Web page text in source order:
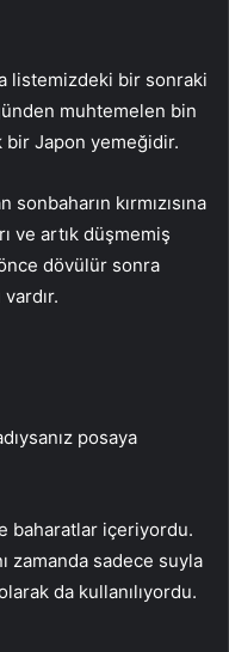
listemizdeki bir sonraki
muhtemelen bin
bir Japon yemeğidir.
kırmızısına
ve artık düşmemiş
dövülür sonra
posaya
baharatlar içeriyordu.
zamanda sadece suyla
da kullanılıyordu.